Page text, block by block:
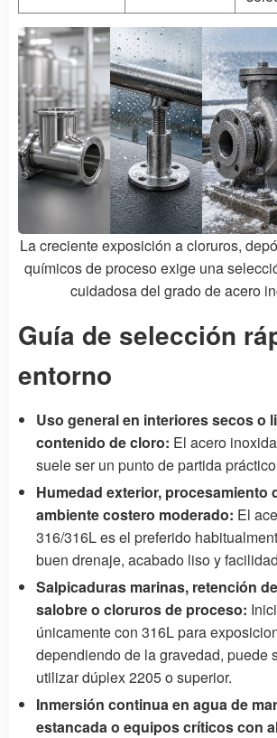
La creciente exposición a cloruros,
químicos de proceso exige una
cuidadosa del grado de acero
Guía de selección
entorno
Uso general en interiores secos o
contenido de cloro: El acero
suele ser un punto de partida
Humedad exterior, procesamiento
ambiente costero moderado: El
316/316L es el preferido
buen drenaje, acabado liso y
Salpicaduras marinas, retención
salobre o cloruros de proceso:
únicamente con 316L para
dependiendo de la gravedad, puede
utilizar dúplex 2205 o superior.
Inmersión continua en agua de
estancada o equipos críticos con